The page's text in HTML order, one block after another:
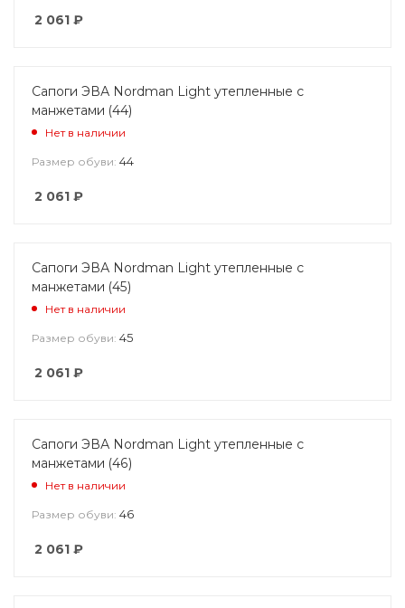
2 061 ₽
Сапоги ЭВА Nordman Light утепленные с
манжетами (44)
Нет в наличии
Размер обуви: 44
2 061 ₽
Сапоги ЭВА Nordman Light утепленные с
манжетами (45)
Нет в наличии
Размер обуви: 45
2 061 ₽
Сапоги ЭВА Nordman Light утепленные с
манжетами (46)
Нет в наличии
Размер обуви: 46
2 061 ₽